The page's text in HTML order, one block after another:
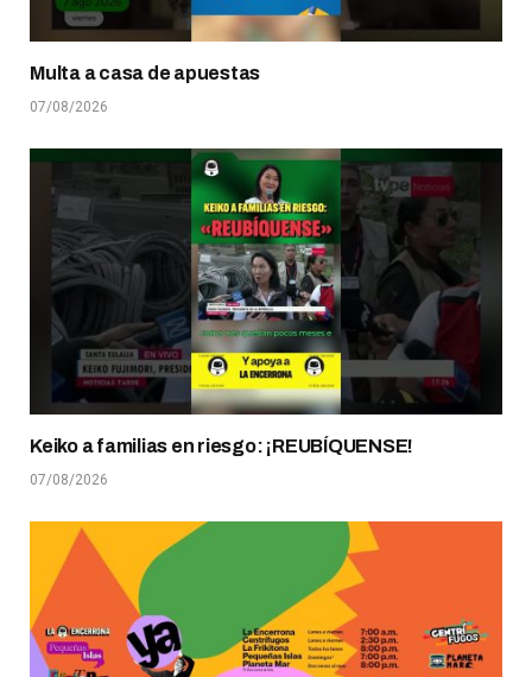
Multa a casa de apuestas
07/08/2026
Keiko a familias en riesgo: ¡REUBÍQUENSE!
07/08/2026